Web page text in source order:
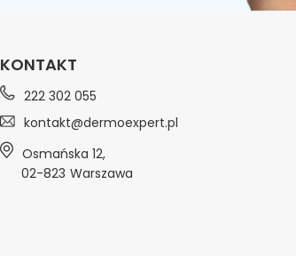
KONTAKT
222 302 055
kontakt@dermoexpert.pl
Osmańska 12,
02-823 Warszawa